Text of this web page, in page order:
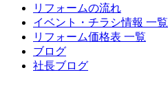
リフォームの流れ
イベント・チラシ情報 一覧
リフォーム価格表 一覧
ブログ
社長ブログ